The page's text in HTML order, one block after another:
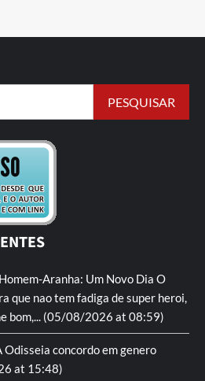
Aranha: Um Novo Dia O
que nao tem fadiga de super heroi,
bom,... (05/08/2026 at 08:59)
Odisseia concordo em genero
at 15:48)